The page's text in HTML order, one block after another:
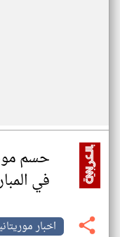
حسم
في
اخبار